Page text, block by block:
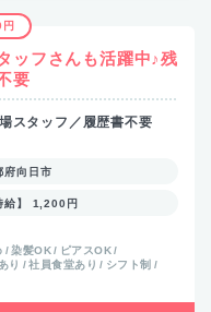
ッフさんも活躍中♪残
要
スタッフ／履歴書不要
府向日市
給】 1,200円
染髪OK
ピアスOK
り 社員食堂あり
シフト制